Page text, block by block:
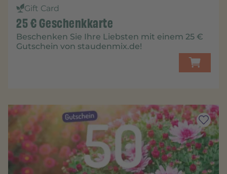
Gift Card
25 € Geschenkkarte
Beschenken Sie Ihre Liebsten mit einem 25 €
Gutschein von staudenmix.de!